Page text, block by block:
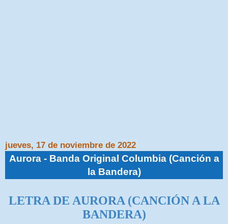
jueves, 17 de noviembre de 2022
Aurora - Banda Original Columbia (Canción a
la Bandera)
LETRA DE AURORA (CANCIÓN A LA
BANDERA)